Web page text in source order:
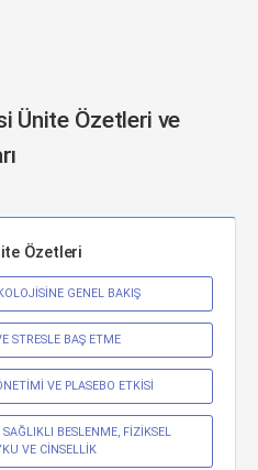
Ünite Özetleri ve
Özetleri
GENEL BAKIŞ
STRESLE BAŞ ETME
VE PLASEBO ETKİSİ
BESLENME, FİZİKSEL
VE CİNSELLİK